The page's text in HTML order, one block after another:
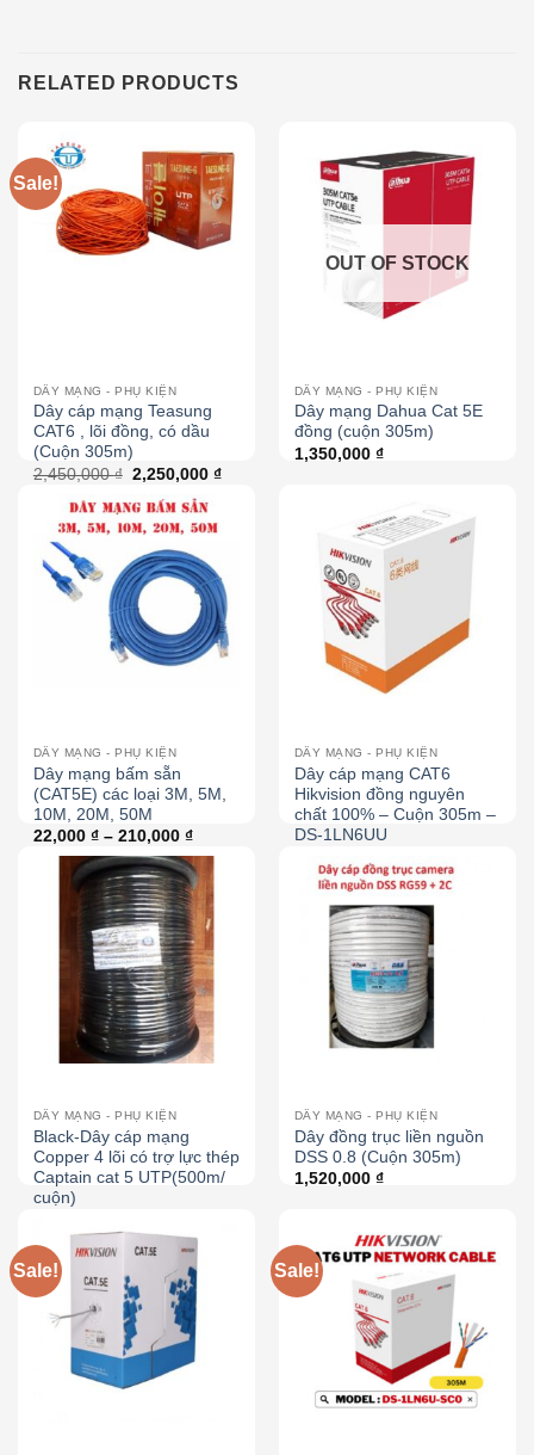
RELATED PRODUCTS
Sale!
DÂY MẠNG - PHỤ KIỆN
Dây cáp mạng Teasung
CAT6 , lõi đồng, có dầu
(Cuộn 305m)
2,450,000₫ 2,250,000 ₫
OUT OF STOCK
DÂY MẠNG - PHỤ KIỆN
Dây mạng Dahua Cat 5E
đồng (cuộn 305m)
1,350,000 ₫
DÂY MẠNG - PHỤ KIỆN
Dây mạng bấm sẵn
(CAT5E) các loại 3M, 5M,
10M, 20M, 50M
22,000 ₫– 210,000 ₫
DÂY MẠNG - PHỤ KIỆN
Dây cáp mạng CAT6
Hikvision đồng nguyên
chất 100% – Cuộn 305m –
DS-1LN6UU
DÂY MẠNG - PHỤ KIỆN
Black-Dây cáp mạng
Copper 4 lõi có trợ lực thép
Captain cat 5 UTP(500m/
cuộn)
DÂY MẠNG - PHỤ KIỆN
Dây đồng trục liền nguồn
DSS 0.8 (Cuộn 305m)
1,520,000 ₫
Sale! Sale!